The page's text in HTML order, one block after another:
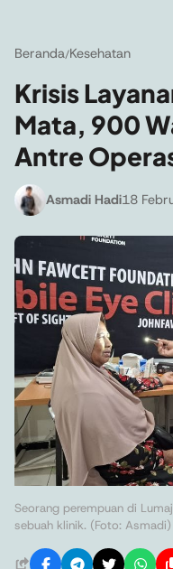
Beranda/Kesehatan
Krisis
Mata, 900
Antre
Asmadi Hadi18
Seorang perempuan di
sebuah klinik. (Foto: Asmadi)